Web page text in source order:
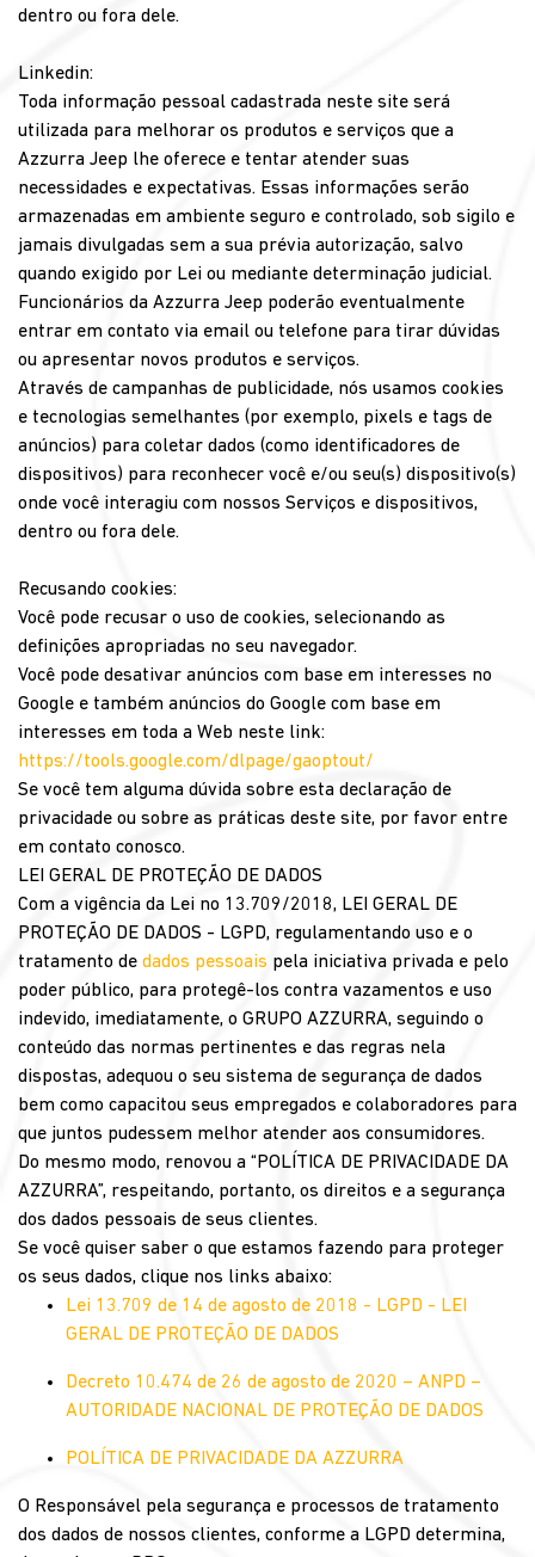
dentro ou fora dele.
Linkedin:
Toda informação pessoal cadastrada neste site será
utilizada para melhorar os produtos e serviços que a
Azzurra Jeep lhe oferece e tentar atender suas
necessidades e expectativas. Essas informações serão
armazenadas em ambiente seguro e controlado, sob sigilo e
jamais divulgadas sem a sua prévia autorização, salvo
quando exigido por Lei ou mediante determinação judicial.
Funcionários da Azzurra Jeep poderão eventualmente
entrar em contato via email ou telefone para tirar dúvidas
ou apresentar novos produtos e serviços.
Através de campanhas de publicidade, nós usamos cookies
e tecnologias semelhantes (por exemplo, pixels e tags de
anúncios) para coletar dados (como identificadores de
dispositivos) para reconhecer você e/ou seu(s) dispositivo(s)
onde você interagiu com nossos Serviços e dispositivos,
dentro ou fora dele.
Recusando cookies:
Você pode recusar o uso de cookies, selecionando as
definições apropriadas no seu navegador.
Você pode desativar anúncios com base em interesses no
Google e também anúncios do Google com base em
interesses em toda a Web neste link:
https://tools.google.com/dlpage/gaoptout/
Se você tem alguma dúvida sobre esta declaração de
privacidade ou sobre as práticas deste site, por favor entre
em contato conosco.
LEI GERAL DE PROTEÇÃO DE DADOS
Com a vigência da Lei no 13.709/2018, LEI GERAL DE
PROTEÇÃO DE DADOS - LGPD, regulamentando uso e o
tratamento de dados pessoais pela iniciativa privada e pelo
poder público, para protegê-los contra vazamentos e uso
indevido, imediatamente, o GRUPO AZZURRA, seguindo o
conteúdo das normas pertinentes e das regras nela
dispostas, adequou o seu sistema de segurança de dados
bem como capacitou seus empregados e colaboradores para
que juntos pudessem melhor atender aos consumidores.
Do mesmo modo, renovou a “POLÍTICA DE PRIVACIDADE DA
AZZURRA”, respeitando, portanto, os direitos e a segurança
dos dados pessoais de seus clientes.
Se você quiser saber o que estamos fazendo para proteger
os seus dados, clique nos links abaixo:
Lei 13.709 de 14 de agosto de 2018 - LGPD - LEI
GERAL DE PROTEÇÃO DE DADOS
Decreto 10.474 de 26 de agosto de 2020 – ANPD –
AUTORIDADE NACIONAL DE PROTEÇÃO DE DADOS
POLÍTICA DE PRIVACIDADE DA AZZURRA
O Responsável pela segurança e processos de tratamento
dos dados de nossos clientes, conforme a LGPD determina,